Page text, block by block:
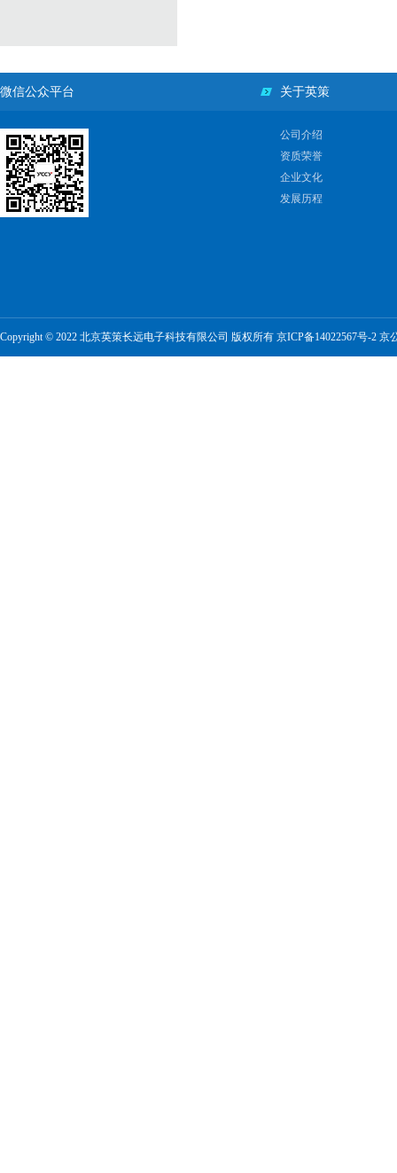
微信公众平台 关于英策
公司介绍
资质荣誉
企业文化
发展历程
Copyright © 2022 北京英策长远电子科技有限公司 版权所有 京ICP备14022567号-2 京